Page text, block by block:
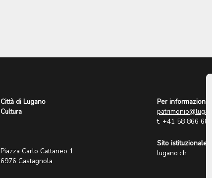
Città di Lugano
Cultura
Piazza Carlo Cattaneo 1
6976 Castagnola
Per informazioni:
t. +41 58 866 68
Sito istituzionale:
lugano.ch